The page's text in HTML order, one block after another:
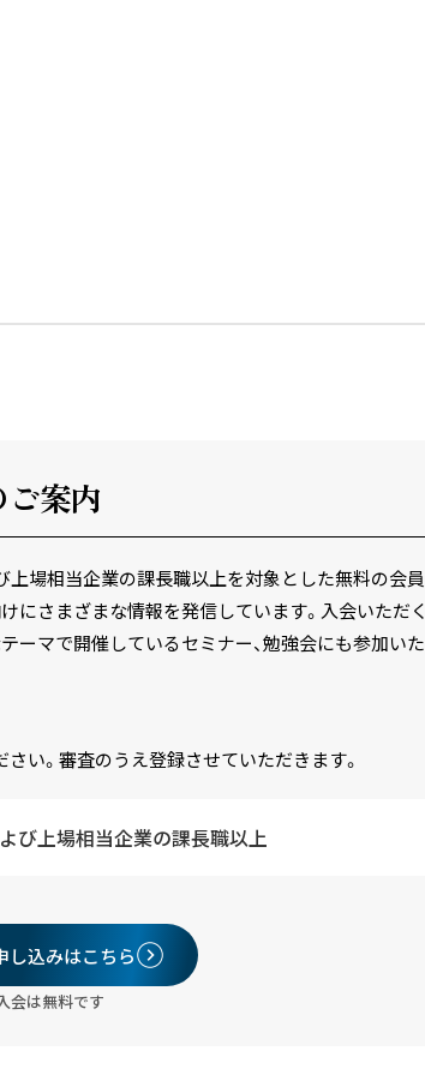
ご案内
上場相当企業の課長職以上を対象とした無料の会員
にさまざまな情報を発信しています。入会いただく
ーマで開催しているセミナー、勉強会にも参加いた
い。審査のうえ登録させていただきます。
び上場相当企業の課長職以上
し込みはこちら
会は無料です